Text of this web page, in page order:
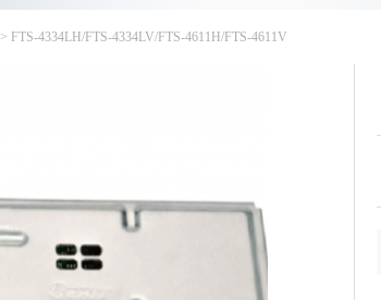
> FTS-4334LH/FTS-4334LV/FTS-4611H/FTS-4611V